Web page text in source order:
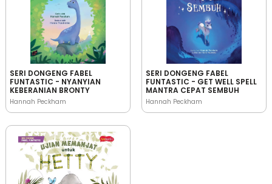
SERI DONGENG FABEL
FUNTASTIC - NYANYIAN
KEBERANIAN BRONTY
Hannah Peckham
SERI DONGENG FABEL
FUNTASTIC - GET WELL SPELL
MANTRA CEPAT SEMBUH
Hannah Peckham